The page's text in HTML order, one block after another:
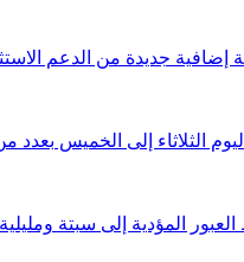
إضافية جديدة من الدعم
الثلاثاء إلى الخميس بعدد
العبور المؤدية إلى سبتة